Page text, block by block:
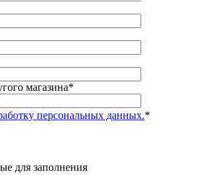
магазина*
персональных данных.*
для заполнения